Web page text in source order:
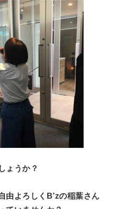
ょうか？
由よろしくB’zの稲葉さん